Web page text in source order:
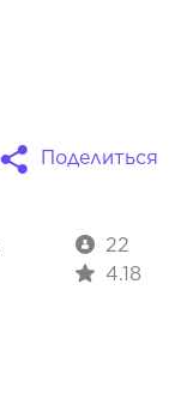
Поделиться
22
4.18